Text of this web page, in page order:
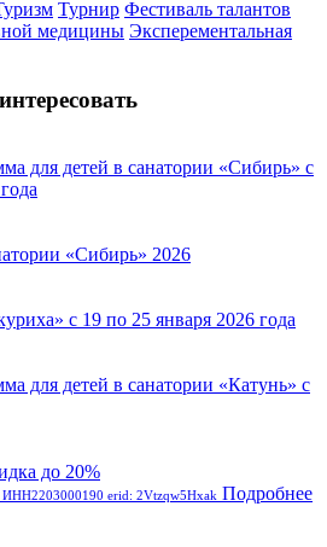
Турнир Фестиваль талантов
медицины Эксперементальная
для детей в санатории «Сибирь» с
«Сибирь» 2026
с 19 по 25 января 2026 года
для детей в санатории «Катунь» с
до 20%
ИНН2203000190 erid: 2Vtzqw5Hxak Подробнее